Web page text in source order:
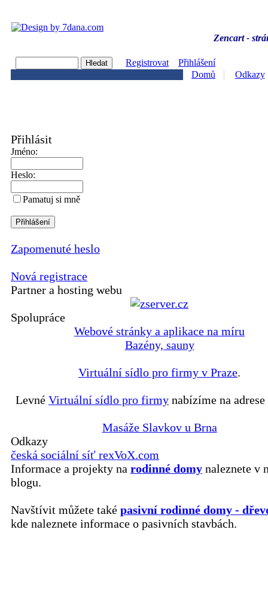
Zencart -
Registrovat
Přihlášení
Domů
Odkazy
Přihlásit
Jméno:
Heslo:
Pamatuj si mně
Zapomenuté heslo
Nová registrace
Partner a hosting webu
Spolupráce
Webové stránky a aplikace na míru
Bazény, sauny
Virtuální sídlo pro firmy v Praze.
Levné Virtuální sídlo pro firmy nabízíme na
Masáže Slavkov u Brna
Odkazy
česká sociální síť rexVoX.com
Informace a projekty na rodinné domy naleznete v
blogu.
Navštívit můžete také pasivní rodinné domy -
kde naleznete informace o pasivních stavbách.